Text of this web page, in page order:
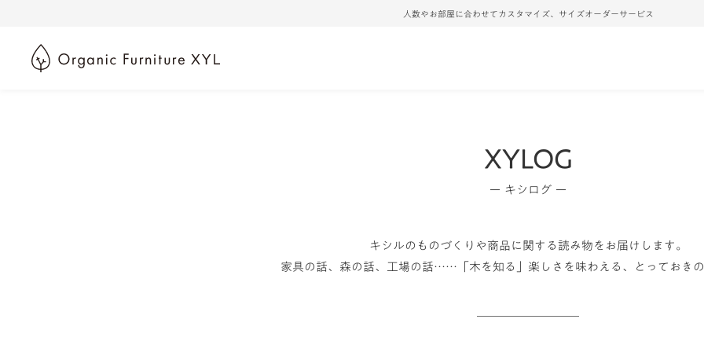
人数やお部屋に合わせてカスタマイズ、サイズオーダーサービス
XYLOG
キシログ
キシルのものづくりや商品に関する 読み物をお届けします。
家具の話、森の話、工場の話…… 「木を知る」楽しさを味わえる、とっておき